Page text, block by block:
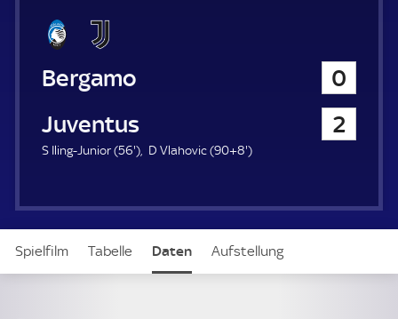
Atalanta Bergamo
0
Juventus Turin
2
S Iling-Junior (56'5
t
) D Vlahovic (90+8'9
u
t
)
Spielfilm Tabelle Daten Aufstellung